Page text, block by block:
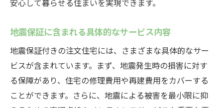
イド
地震保証付き住宅の選び方
中津川市における地震リスク評価
地震保証付き住宅のメリットとデメリット
注文住宅における地震保証の選定基準
安心して暮らせる住まいを実現できます。
地震保証に含まれる具体的なサービス内容
地震保証付きの注文住宅には、さまざまな具体的なサー
ビスが含まれています。まず、地震発生時の損害に対す
る保障があり、住宅の修理費用や再建費用をカバーする
ことができます。さらに、地震による被害を最小限に抑